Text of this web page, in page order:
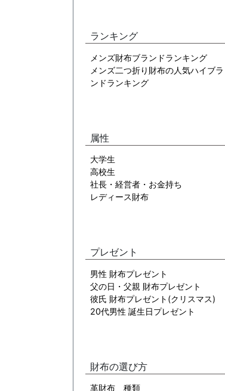
ランキング
メンズ財布ブランドランキング
メンズ二つ折り財布の人気ハイブラ
ンドランキング
属性
大学生
高校生
社長・経営者・お金持ち
レディース財布
プレゼント
男性 財布プレゼント
父の日・父親 財布プレゼント
彼氏 財布プレゼント(クリスマス)
20代男性 誕生日プレゼント
財布の選び方
革財布 種類